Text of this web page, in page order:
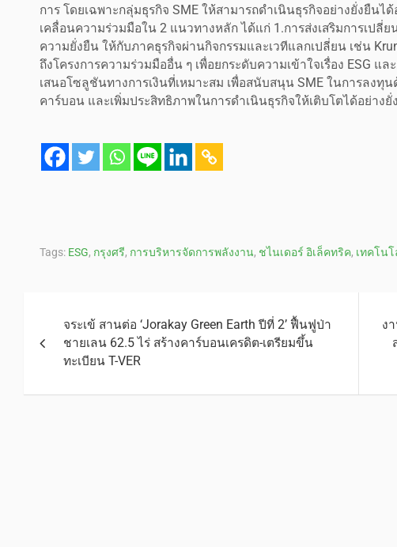
การ โดยเฉพาะกลุ่มธุรกิจ SME ให้สามารถดำเนินธุรกิจอย่างยั่งยืนไ
เคลื่อนความร่วมมือใน 2 แนวทางหลัก ได้แก่ 1.การส่งเสริมการเปลี่
ความยั่งยืน ให้กับภาคธุรกิจผ่านกิจกรรมและเวทีแลกเปลี่ยน เช่น
ถึงโครงการความร่วมมืออื่น ๆ เพื่อยกระดับความเข้าใจเรื่อง ESG
เสนอโซลูชันทางการเงินที่เหมาะสม เพื่อสนับสนุน SME ในการลง
คาร์บอน และเพิ่มประสิทธิภาพในการดำเนินธุรกิจให้เติบโตได้อย่างยั่
Tags: ESG, กรุงศรี, การบริหารจัดการพลังงาน, ชไนเดอร์ อิเล็คทริค, เทคโน
จระเข้ สานต่อ ‘Jorakay Green Earth ปีที่ 2’ ฟื้นฟูป่า
ชายเลน 62.5 ไร่ สร้างคาร์บอนเครดิต-เตรียมขึ้น
ทะเบียน T-VER
ง